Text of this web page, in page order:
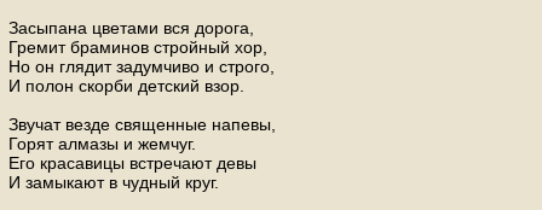
Засыпана цветами вся дорога,
Гремит браминов стройный хор,
Но он глядит задумчиво и строго,
И полон скорби детский взор.
Звучат везде священные напевы,
Горят алмазы и жемчуг.
Его красавицы встречают девы
И замыкают в чудный круг.